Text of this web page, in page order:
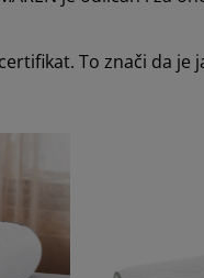
certifikat. To znači